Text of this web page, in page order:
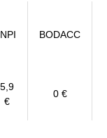
BODACC
5,9
€
0 €